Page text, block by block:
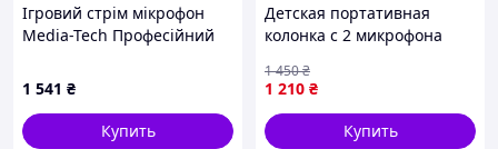
Ігровий стрім мікрофон
Media-Tech Професійний
1 541 ₴
Купить
Детская портативная
колонка с 2 микрофона
для детей,караоке
1 210 ₴
1 450₴
Купить